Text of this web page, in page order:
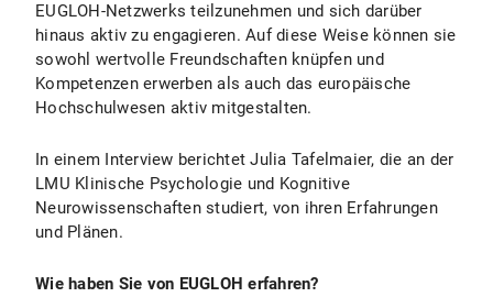
EUGLOH-Netzwerks teilzunehmen und sich darüber
hinaus aktiv zu engagieren. Auf diese Weise können sie
sowohl wertvolle Freundschaften knüpfen und
Kompetenzen erwerben als auch das europäische
Hochschulwesen aktiv mitgestalten.
In einem Interview berichtet Julia Tafelmaier, die an der
LMU Klinische Psychologie und Kognitive
Neurowissenschaften studiert, von ihren Erfahrungen
und Plänen.
Wie haben Sie von EUGLOH erfahren?